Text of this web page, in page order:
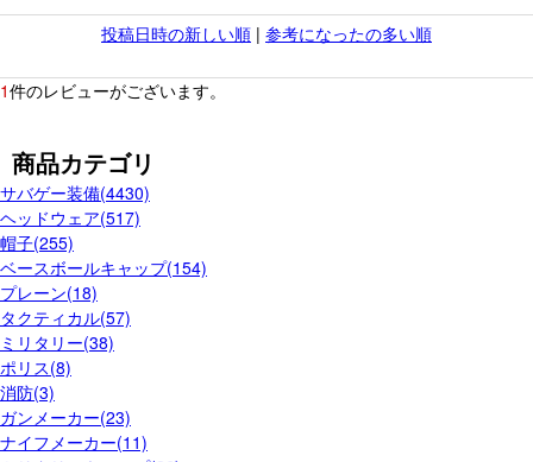
投稿日時の新しい順 | 参考になったの多い順
1件のレビューがございます。
商品カテゴリ
サバゲー装備(4430)
ヘッドウェア(517)
帽子(255)
ベースボールキャップ(154)
プレーン(18)
タクティカル(57)
ミリタリー(38)
ポリス(8)
消防(3)
ガンメーカー(23)
ナイフメーカー(11)